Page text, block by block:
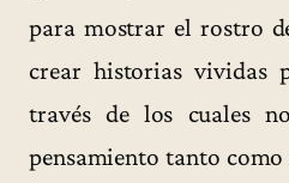
para mostrar el rostro
crear historias vividas
través de los cuales
pensamiento tanto